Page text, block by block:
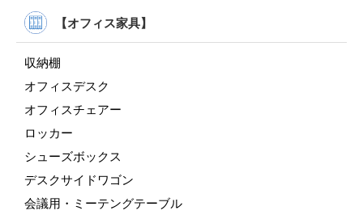
【オフィス家具】
収納棚
オフィスデスク
オフィスチェアー
ロッカー
シューズボックス
デスクサイドワゴン
会議用・ミーテングテーブル